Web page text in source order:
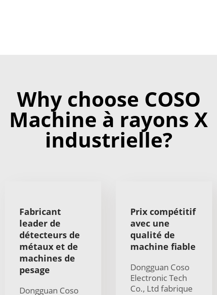
Why choose COSO
Machine à rayons X
industrielle?
Fabricant
leader de
détecteurs de
métaux et de
machines de
pesage
Dongguan Coso
Prix compétitif
avec une
qualité de
machine fiable
Dongguan Coso
Electronic Tech
Co., Ltd fabrique